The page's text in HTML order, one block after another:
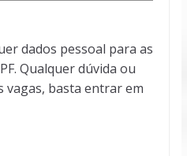
dados pessoal para as
Qualquer dúvida ou
vagas, basta entrar em